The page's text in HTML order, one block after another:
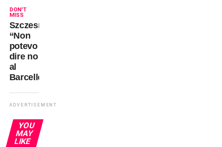
DON'T
MISS
Szczesny:
“Non
potevo
dire no
al
Barcellona”
ADVERTISEMENT
YOU
MAY
LIKE